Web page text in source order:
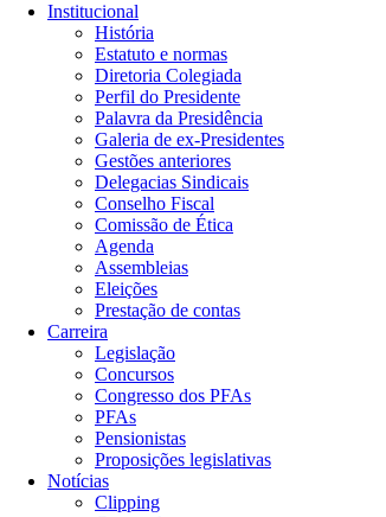
Institucional
História
Estatuto e normas
Diretoria Colegiada
Perfil do Presidente
Palavra da Presidência
Galeria de ex-Presidentes
Gestões anteriores
Delegacias Sindicais
Conselho Fiscal
Comissão de Ética
Agenda
Assembleias
Eleições
Prestação de contas
Carreira
Legislação
Concursos
Congresso dos PFAs
PFAs
Pensionistas
Proposições legislativas
Notícias
Clipping